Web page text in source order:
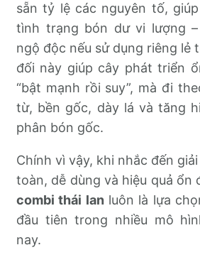
sẵn tỷ lệ các nguyên tố,
tình trạng bón dư vi lượng
ngộ độc nếu sử dụng riêng lẻ
đối này giúp cây phát triển
“bật mạnh rồi suy”, mà đi
từ, bền gốc, dày lá và tăng
phân bón gốc.
Chính vì vậy, khi nhắc đến
toàn, dễ dùng và hiệu quả ổn
combi thái lan luôn là lựa
đầu tiên trong nhiều mô
nay.